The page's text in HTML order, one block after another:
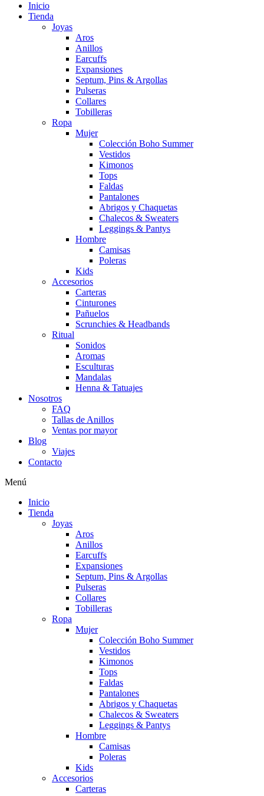
Inicio
Tienda
Joyas
Aros
Anillos
Earcuffs
Expansiones
Septum, Pins & Argollas
Pulseras
Collares
Tobilleras
Ropa
Mujer
Colección Boho Summer
Vestidos
Kimonos
Tops
Faldas
Pantalones
Abrigos y Chaquetas
Chalecos & Sweaters
Leggings & Pantys
Hombre
Camisas
Poleras
Kids
Accesorios
Carteras
Cinturones
Pañuelos
Scrunchies & Headbands
Ritual
Sonidos
Aromas
Esculturas
Mandalas
Henna & Tatuajes
Nosotros
FAQ
Tallas de Anillos
Ventas por mayor
Blog
Viajes
Contacto
Menú
Inicio
Tienda
Joyas
Aros
Anillos
Earcuffs
Expansiones
Septum, Pins & Argollas
Pulseras
Collares
Tobilleras
Ropa
Mujer
Colección Boho Summer
Vestidos
Kimonos
Tops
Faldas
Pantalones
Abrigos y Chaquetas
Chalecos & Sweaters
Leggings & Pantys
Hombre
Camisas
Poleras
Kids
Accesorios
Carteras